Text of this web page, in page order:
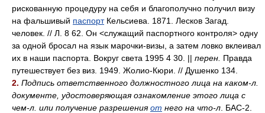
рискованную процедуру на себя и благополучно получил визу
на фальшивый паспортКельсиева. 1871. Лесков Загад.
человек. // Л. 8 62. Он <служащий паспортного контроля> одну
за одной бросал на язык марочки-визы, а затем ловко вклеивал
их в наши паспорта. Вокруг света 1995 4 30. || перен. Правда
путешествует без виз. 1949. Жолио-Кюри. // Душенко 134.
2. Подпись ответственного должностного лица на каком-л.
документе, удостоверяющая ознакомление этого лица с
чем-л. или получение разрешенияот него на что-л . БАС-2.